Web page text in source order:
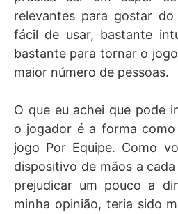
relevantes para gostar
fácil de usar, bastante
bastante para tornar o
maior número de pessoas.
O que eu achei que pode
o jogador é a forma
jogo Por Equipe. Como
dispositivo de mãos a
prejudicar um pouco a
minha opinião, teria sido